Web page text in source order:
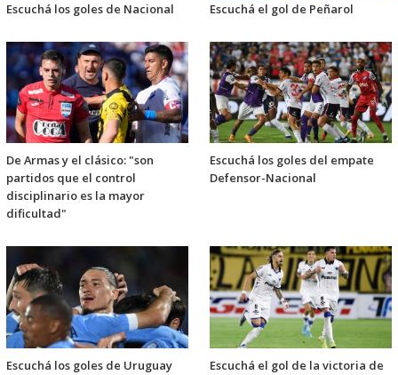
Escuchá los goles de Nacional Escuchá el gol de Peñarol
De Armas y el clásico: "son
partidos que el control
disciplinario es la mayor
dificultad"
Escuchá los goles del empate
Defensor-Nacional
Escuchá los goles de Uruguay
Escuchá el gol de la victoria de